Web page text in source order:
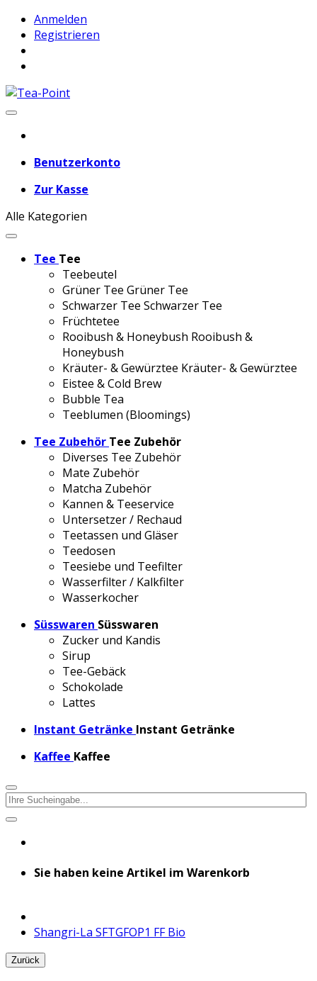
Anmelden
Registrieren
Benutzerkonto
Zur Kasse
Alle Kategorien
Tee Tee
Teebeutel
Grüner Tee Grüner Tee
Schwarzer Tee Schwarzer Tee
Früchtetee
Rooibush & Honeybush Rooibush &
Honeybush
Kräuter- & Gewürztee Kräuter- & Gewürztee
Eistee & Cold Brew
Bubble Tea
Teeblumen (Bloomings)
Tee Zubehör Tee Zubehör
Diverses Tee Zubehör
Mate Zubehör
Matcha Zubehör
Kannen & Teeservice
Untersetzer / Rechaud
Teetassen und Gläser
Teedosen
Teesiebe und Teefilter
Wasserfilter / Kalkfilter
Wasserkocher
Süsswaren Süsswaren
Zucker und Kandis
Sirup
Tee-Gebäck
Schokolade
Lattes
Instant Getränke Instant Getränke
Kaffee Kaffee
Sie haben keine Artikel im Warenkorb
Shangri-La SFTGFOP1 FF Bio
Zurück